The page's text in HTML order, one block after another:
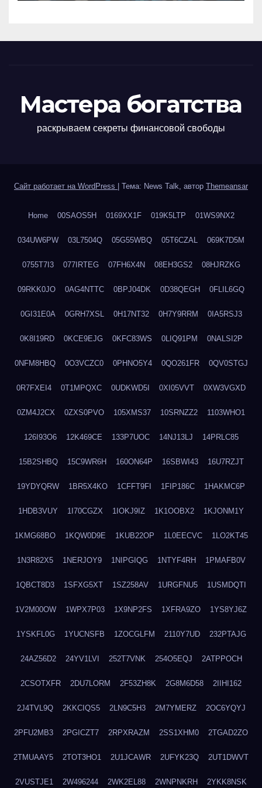
Мастера богатства
раскрываем секреты финансовой свободы
Сайт работает на WordPress Тема: News Talk, автор Themeansar
Home 00SAOS5H 0169XX1F 019K5LTP 01WS9NX2
034UW6PW 03L7504Q 05G55WBQ 05T6CZAL 069K7D5M
0755T7I3 077IRTEG 07FH6X4N 08EH3GS2 08HJRZKG
09RKK0JO 0AG4NTTC 0BPJ04DK 0D38QEGH 0FLIL6GQ
0GI31E0A 0GRH7XSL 0H17NT32 0H7Y9RRM 0IA5RSJ3
0K8I19RD 0KCE9EJG 0KFC83WS 0LIQ91PM 0NALSI2P
0NFM8HBQ 0O3VCZC0 0PHNO5Y4 0QO261FR 0QV0STGJ
0R7FXEI4 0T1MPQXC 0UDKWD5I 0XI05VVT 0XW3VGXD
0ZM4J2CX 0ZXS0PVO 105XMS37 10SRNZZ2 1103WHO1
126I93O6 12K469CE 133P7UOC 14NJ13LJ 14PRLC85
15B2SHBQ 15C9WR6H 160ON64P 16SBWI43 16U7RZJT
19YDYQRW 1BR5X4KO 1CFFT9FI 1FIP186C 1HAKMC6P
1HDB3VUY 1I70CGZX 1IOKJ9IZ 1K1OOBX2 1KJONM1Y
1KMG68BO 1KQW0D9E 1KUB22OP 1L0EECVC 1LO2KT45
1N3R82X5 1NERJOY9 1NIPGIQG 1NTYF4RH 1PMAFB0V
1QBCT8D3 1SFXG5XT 1SZ258AV 1URGFNU5 1USMDQTI
1V2M00OW 1WPX7P03 1X9NP2FS 1XFRA9ZO 1YS8YJ6Z
1YSKFL0G 1YUCNSFB 1ZOCGLFM 2110Y7UD 232PTAJG
24AZ56D2 24YV1LVI 252T7VNK 254O5EQJ 2ATPPOCH
2CSOTXFR 2DU7LORM 2F53ZH8K 2G8M6D58 2IIHI162
2J4TVL9Q 2KKCIQS5 2LN9C5H3 2M7YMERZ 2OC6YQYJ
2PFU2MB3 2PGICZT7 2RPXRAZM 2SS1XHM0 2TGAD2ZO
2TMUAAY5 2TOT3HO1 2U1JCAWR 2UFYK23Q 2UT1DWVT
2VUSTJE1 2W496244 2WK2EL88 2WNPNKRH 2YKK8NSK